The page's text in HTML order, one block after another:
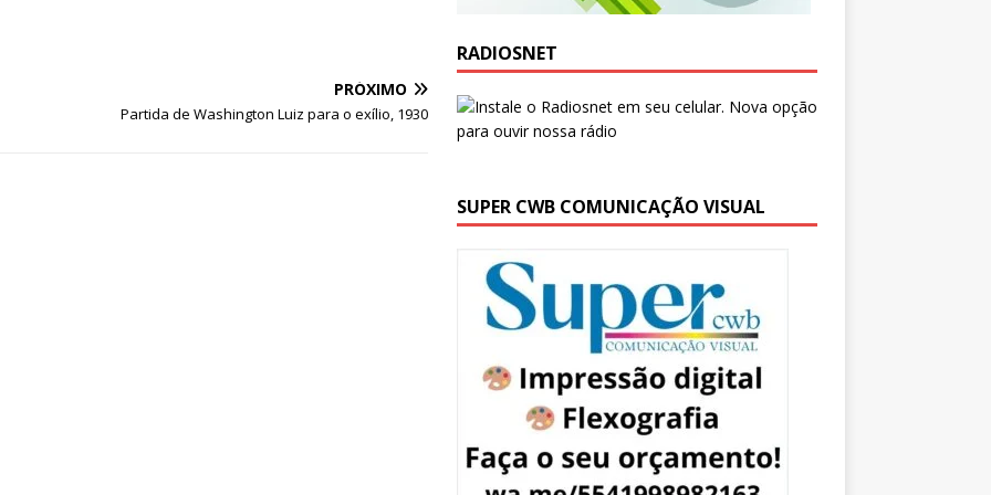
PRÓXIMO
Partida de Washington Luiz para o exílio, 1930
RADIOSNET
SUPER CWB COMUNICAÇÃO VISUAL